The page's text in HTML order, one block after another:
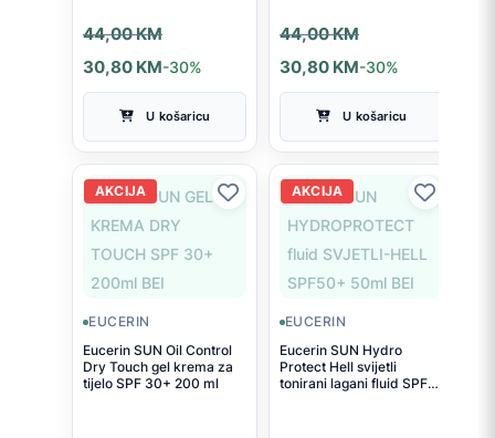
44,00KM
Izvorna
cijena
bila
44,00 KM.
30,80 KM
Trenutna
cijena
je:
30,80 KM.
-30%
U košaricu
44,00KM
Izvorna
cijena
bila
44,00 KM.
30,80 KM
Trenutna
cijena
je:
30,80 KM.
-30%
U košaricu
AKCIJA
EUCERIN
Eucerin SUN Oil Control
Dry Touch gel krema za
tijelo SPF 30+ 200 ml
AKCIJA
EUCERIN
Eucerin SUN Hydro
Protect Hell svijetli
tonirani lagani fluid SPF